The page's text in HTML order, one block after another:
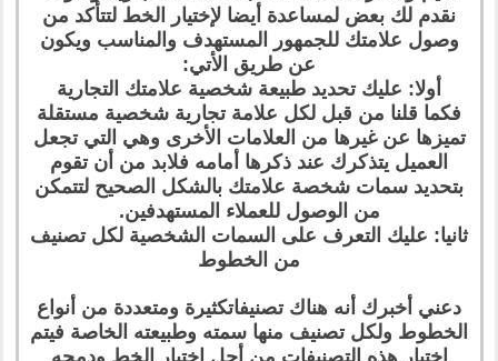
نقدم لك بعض لمساعدة أيضا لإختيار الخط لتتأكد من
وصول علامتك للجمهور المستهدف والمناسب ويكون
عن طريق الأتي:
أولا: عليك تحديد طبيعة شخصية علامتك التجارية
فكما قلنا من قبل لكل علامة تجارية شخصية مستقلة
تميزها عن غيرها من العلامات الأخرى وهي التي تجعل
العميل يتذكرك عند ذكرها أمامه فلابد من أن تقوم
بتحديد سمات شخصة علامتك بالشكل الصحيح لتتمكن
من الوصول للعملاء المستهدفين.
ثانيا: عليك التعرف على السمات الشخصية لكل تصنيف
من الخطوط
دعني أخبرك أنه هناك تصنيفاتكثيرة ومتعددة من أنواع
الخطوط ولكل تصنيف منها سمته وطبيعته الخاصة فيتم